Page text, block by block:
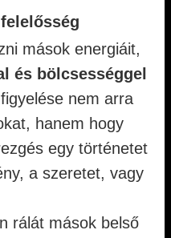
mások energiáit,
és bölcsességgel
nem arra
hanem hogy
egy történetet
a szeretet, vagy
rálát mások belső